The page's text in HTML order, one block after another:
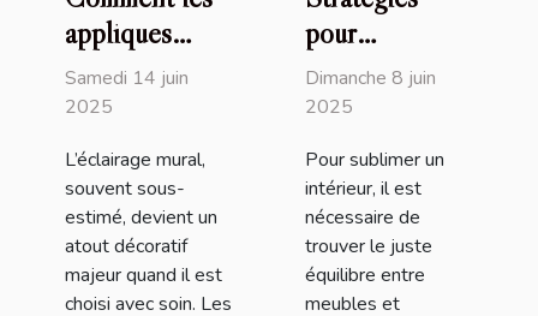
appliques
murales design
transforment
votre intérieur
Samedi 14 juin
2025
L’éclairage mural,
souvent sous-
estimé, devient un
atout décoratif
majeur quand il est
choisi avec soin. Les
pour
harmoniser
vos meubles
décoration
intérieure
Dimanche 8 juin
2025
Pour sublimer un
intérieur, il est
nécessaire de
trouver le juste
équilibre entre
meubles et